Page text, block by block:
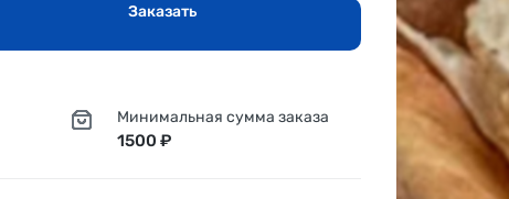
Заказать
Минимальная сумма заказа
1500 ₽